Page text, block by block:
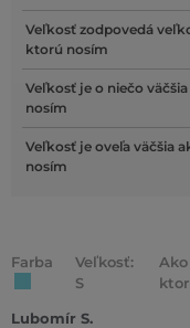
Veľkosť zodpovedá
ktorú nosím
Veľkosť je o niečo
nosím
Veľkosť je oveľa väčšia
nosím
Farba
Veľkosť:
S
Lubomír S.